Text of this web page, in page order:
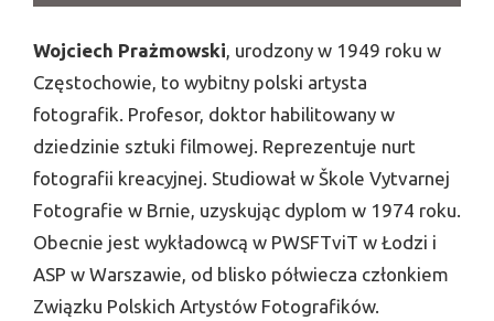
Wojciech Prażmowski , urodzony w 1949 roku w
Częstochowie, to wybitny polski artysta
fotografik. Profesor, doktor habilitowany w
dziedzinie sztuki filmowej. Reprezentuje nurt
fotografii kreacyjnej. Studiował w Škole Vytvarnej
Fotografie w Brnie, uzyskując dyplom w 1974 roku.
Obecnie jest wykładowcą w PWSFTviT w Łodzi i
ASP w Warszawie, od blisko półwiecza członkiem
Związku Polskich Artystów Fotografików.